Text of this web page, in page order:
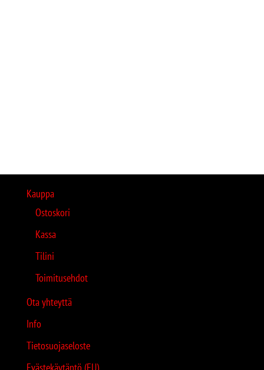
Kauppa
Ostoskori
Kassa
Tilini
Toimitusehdot
Ota yhteyttä
Info
Tietosuojaseloste